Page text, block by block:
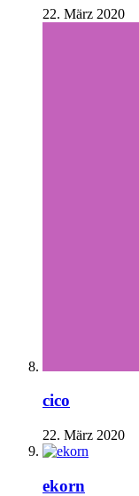
22. März 2020
cico
22. März 2020
ekorn